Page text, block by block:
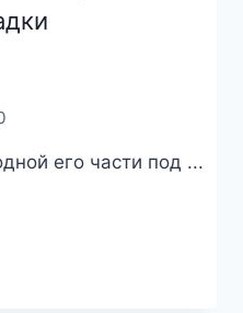
его части под ...